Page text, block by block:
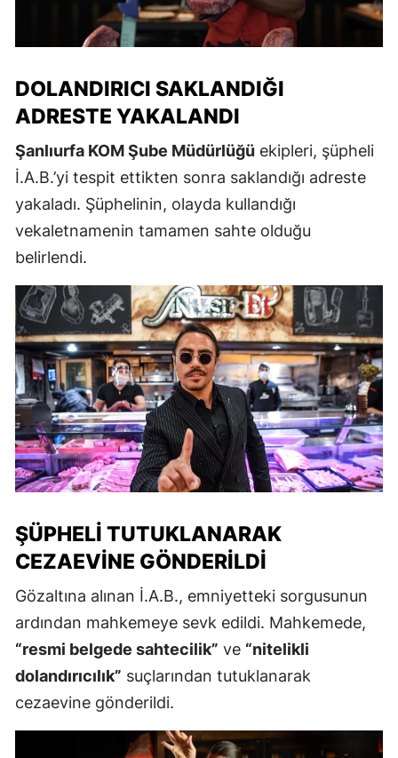
DOLANDIRICI SAKLANDIĞI
ADRESTE YAKALANDI
Şanlıurfa KOM Şube Müdürlüğü ekipleri, şüpheli
İ.A.B.’yi tespit ettikten sonra saklandığı adreste
yakaladı. Şüphelinin, olayda kullandığı
vekaletnamenin tamamen sahte olduğu
belirlendi.
ŞÜPHELI TUTUKLANARAK
CEZAEVINE GÖNDERILDI
Gözaltına alınan İ.A.B., emniyetteki sorgusunun
ardından mahkemeye sevk edildi. Mahkemede,
“resmi belgede sahtecilik” ve “nitelikli
dolandırıcılık” suçlarından tutuklanarak
cezaevine gönderildi.